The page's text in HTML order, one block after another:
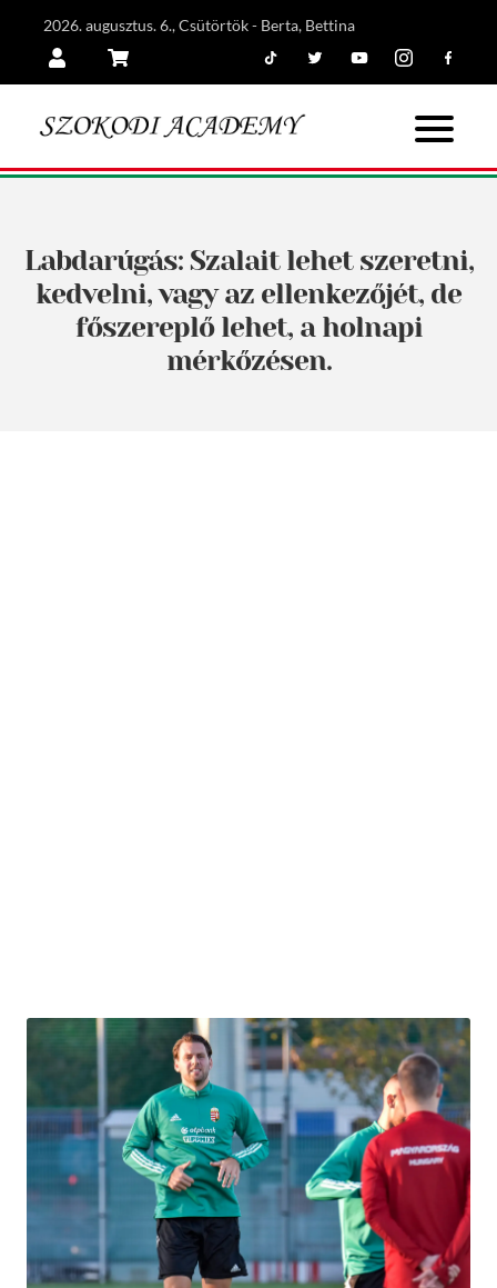
2026. augusztus. 6., Csütörtök - Berta, Bettina
Labdarúgás: Szalait lehet szeretni,
kedvelni, vagy az ellenkezőjét, de
főszereplő lehet, a holnapi
mérkőzésen.